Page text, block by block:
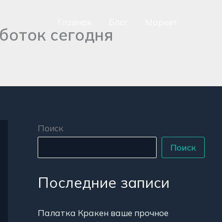
сегодня
Поиск
Поиск
Последние записи
Палатка Кракен ваше прочное